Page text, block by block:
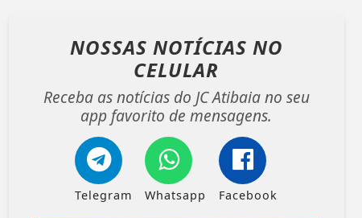
NOSSAS NOTÍCIAS NO
CELULAR
Receba as notícias do JC Atibaia no seu
app favorito de mensagens.
Telegram Whatsapp Facebook